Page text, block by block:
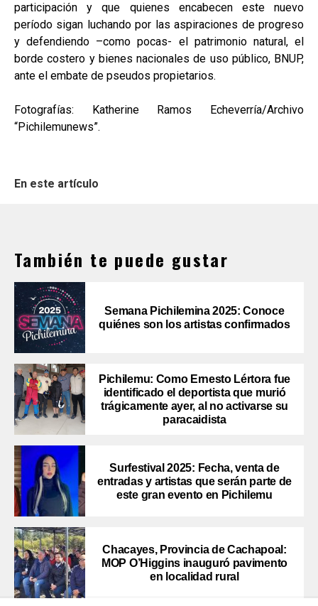
participación y que quienes encabecen este nuevo
período sigan luchando por las aspiraciones de progreso
y defendiendo –como pocas- el patrimonio natural, el
borde costero y bienes nacionales de uso público, BNUP,
ante el embate de pseudos propietarios.
Fotografías: Katherine Ramos Echeverría/Archivo
“Pichilemunews”.
En este artículo
También te puede gustar
Semana Pichilemina 2025: Conoce
quiénes son los artistas confirmados
Pichilemu: Como Ernesto Lértora fue
identificado el deportista que murió
trágicamente ayer, al no activarse su
paracaidista
Surfestival 2025: Fecha, venta de
entradas y artistas que serán parte de
este gran evento en Pichilemu
Chacayes, Provincia de Cachapoal:
MOP O’Higgins inauguró pavimento
en localidad rural